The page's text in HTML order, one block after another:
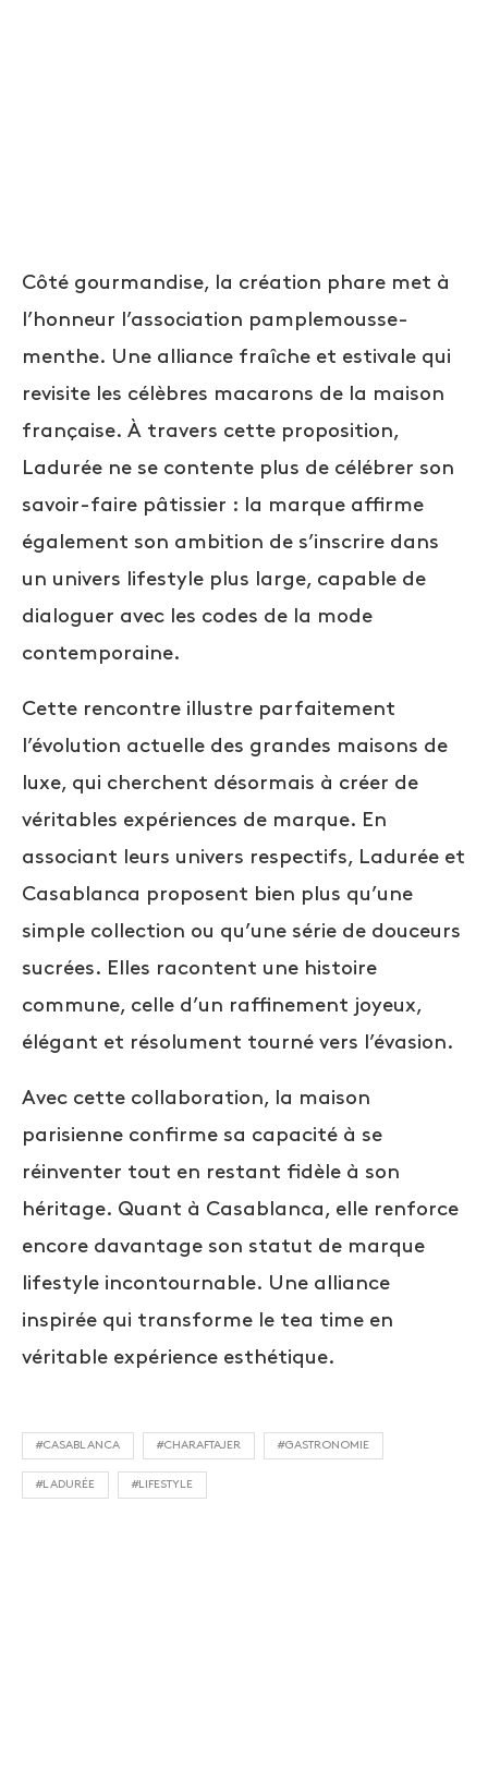
Côté gourmandise, la création phare met à
l’honneur l’association pamplemousse-
menthe. Une alliance fraîche et estivale qui
revisite les célèbres macarons de la maison
française. À travers cette proposition,
Ladurée ne se contente plus de célébrer son
savoir-faire pâtissier : la marque affirme
également son ambition de s’inscrire dans
un univers lifestyle plus large, capable de
dialoguer avec les codes de la mode
contemporaine.
Cette rencontre illustre parfaitement
l’évolution actuelle des grandes maisons de
luxe, qui cherchent désormais à créer de
véritables expériences de marque. En
associant leurs univers respectifs, Ladurée et
Casablanca proposent bien plus qu’une
simple collection ou qu’une série de douceurs
sucrées. Elles racontent une histoire
commune, celle d’un raffinement joyeux,
élégant et résolument tourné vers l’évasion.
Avec cette collaboration, la maison
parisienne confirme sa capacité à se
réinventer tout en restant fidèle à son
héritage. Quant à Casablanca, elle renforce
encore davantage son statut de marque
lifestyle incontournable. Une alliance
inspirée qui transforme le tea time en
véritable expérience esthétique.
#CASABLANCA #CHARAFTAJER #GASTRONOMIE
#LADURÉE #LIFESTYLE